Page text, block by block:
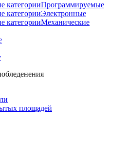
Программируемые
Электронные
Механические
площадей